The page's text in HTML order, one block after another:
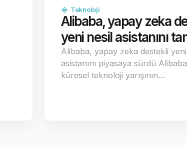
Teknoloji
Alibaba, yapay zeka
yeni nesil asistanını
Alibaba, yapay zeka destekli
asistanını piyasaya sürdü
küresel teknoloji yarışının…